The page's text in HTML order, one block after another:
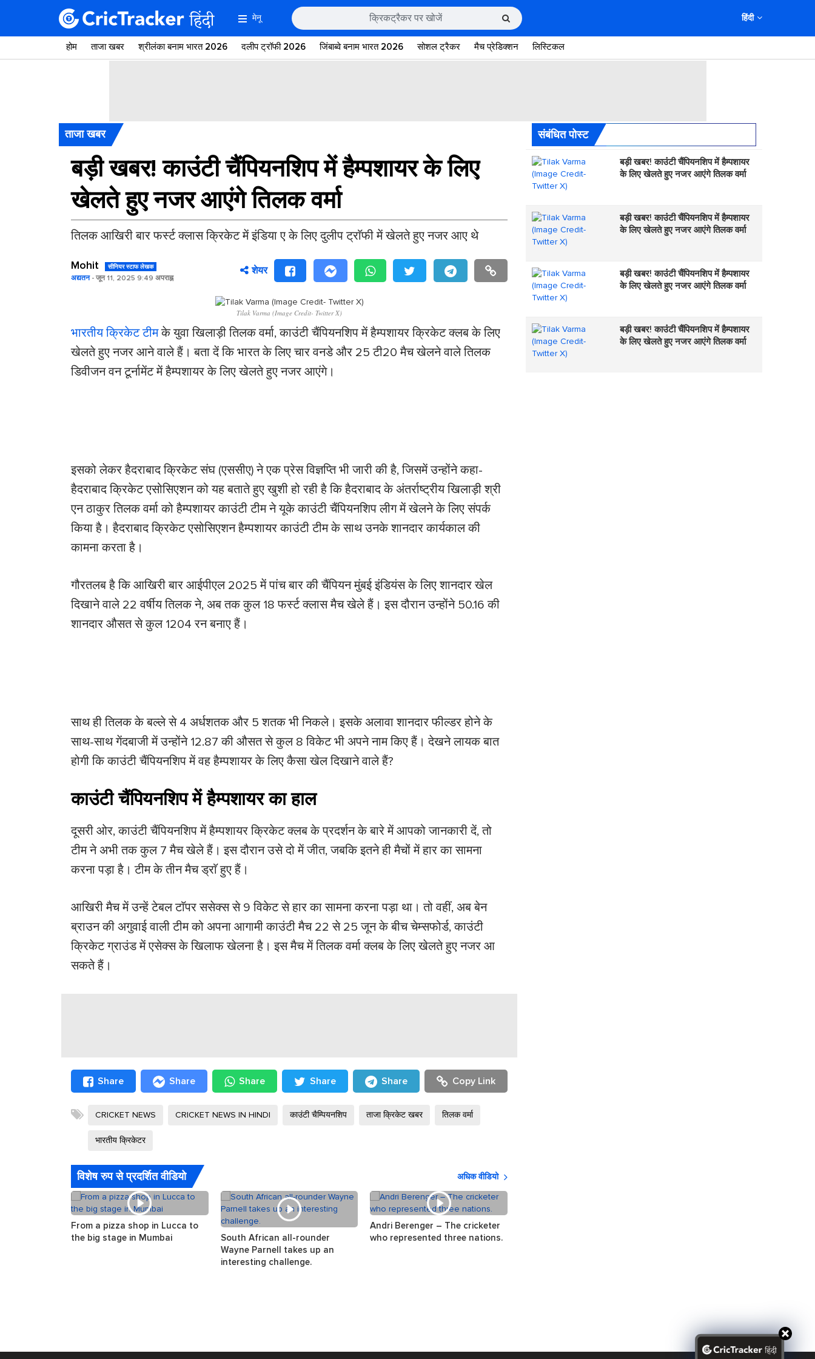
मेनू हिंदी
होम ताजा खबर श्रीलंका बनाम भारत 2026 दलीप ट्रॉफी 2026 जिंबाब्वे बनाम भारत 2026 सोशल ट्रैकर मैच प्रेडिक्शन लिस्टिकल
ताजा खबर
बड़ी खबर! काउंंटी चैंपियनशिप में हैम्पशायर के लिए
खेलते हुए नजर आएंगे तिलक वर्मा
तिलक आखिरी बार फर्स्ट क्लास क्रिकेट में इंडिया ए के लिए दुलीप ट्राॅफी में खेलते हुए नजर आए थे
Mohit सीनियर स्टाफ लेखक
अद्यतन- जून 11, 2025 9:49 अपराह्न
शेयर
Tilak Varma (Image Credit- Twitter X)
भारतीय क्रिकेट टीमके युवा खिलाड़ी तिलक वर्मा, काउंटी चैंपियनशिप में हैम्पशायर क्रिकेट क्लब के लिए
खेलते हुए नजर आने वाले हैं। बता दें कि भारत के लिए चार वनडे और 25 टी20 मैच खेलने वाले तिलक
डिवीजन वन टूर्नामेंट में हैम्पशायर के लिए खेलते हुए नजर आएंगे।
इसको लेकर हैदराबाद क्रिकेट संघ (एससीए) ने एक प्रेस विज्ञप्ति भी जारी की है, जिसमें उन्होंने कहा-
हैदराबाद क्रिकेट एसोसिएशन को यह बताते हुए खुशी हो रही है कि हैदराबाद के अंतर्राष्ट्रीय खिलाड़ी श्री
एन ठाकुर तिलक वर्मा को हैम्पशायर काउंटी टीम ने यूके काउंटी चैंपियनशिप लीग में खेलने के लिए संपर्क
किया है। हैदराबाद क्रिकेट एसोसिएशन हैम्पशायर काउंटी टीम के साथ उनके शानदार कार्यकाल की
कामना करता है।
गौरतलब है कि आखिरी बार आईपीएल 2025 में पांच बार की चैंपियन मुंबई इंडियंस के लिए शानदार खेल
दिखाने वाले 22 वर्षीय तिलक ने, अब तक कुल 18 फर्स्ट क्लास मैच खेले हैं। इस दौरान उन्होंने 50.16 की
शानदार औसत से कुल 1204 रन बनाए हैं।
साथ ही तिलक के बल्ले से 4 अर्धशतक और 5 शतक भी निकले। इसके अलावा शानदार फील्डर होने के
साथ-साथ गेंदबाजी में उन्होंने 12.87 की औसत से कुल 8 विकेट भी अपने नाम किए हैं। देखने लायक बात
होगी कि काउंटी चैंपियनशिप में वह हैम्पशायर के लिए कैसा खेल दिखाने वाले हैं?
काउंटी चैंपियनशिप में हैम्पशायर का हाल
दूसरी ओर, काउंटी चैंपियनशिप में हैम्पशायर क्रिकेट क्लब के प्रदर्शन के बारे में आपको जानकारी दें, तो
टीम ने अभी तक कुल 7 मैच खेले हैं। इस दौरान उसे दो में जीत, जबकि इतने ही मैचों में हार का सामना
करना पड़ा है। टीम के तीन मैच ड्राॅ हुए हैं।
आखिरी मैच में उन्हें टेबल टाॅपर ससेक्स से 9 विकेट से हार का सामना करना पड़ा था। तो वहीं, अब बेन
ब्राउन की अगुवाई वाली टीम को अपना आगामी काउंटी मैच 22 से 25 जून के बीच चेम्सफोर्ड, काउंटी
क्रिकेट ग्राउंड में एसेक्स के खिलाफ खेलना है। इस मैच में तिलक वर्मा क्लब के लिए खेलते हुए नजर आ
सकते हैं।
Share Share Share Share Share Copy Link
CRICKET NEWS CRICKET NEWS IN HINDI काउंटी चैम्पियनशिप ताजा क्रिकेट खबर तिलक वर्मा
भारतीय क्रिकेटर
विशेष रुप से प्रदर्शित वीडियो अधिक वीडियो
From a pizza shop in Lucca to
the big stage in Mumbai
South African all-rounder
Wayne Parnell takes up an
interesting challenge.
Andri Berenger – The cricketer
who represented three nations.
संबंधित पोस्ट
बड़ी खबर! काउंंटी चैंपियनशिप में हैम्पशायर
के लिए खेलते हुए नजर आएंगे तिलक वर्मा
बड़ी खबर! काउंंटी चैंपियनशिप में हैम्पशायर
के लिए खेलते हुए नजर आएंगे तिलक वर्मा
बड़ी खबर! काउंंटी चैंपियनशिप में हैम्पशायर
के लिए खेलते हुए नजर आएंगे तिलक वर्मा
बड़ी खबर! काउंंटी चैंपियनशिप में हैम्पशायर
के लिए खेलते हुए नजर आएंगे तिलक वर्मा